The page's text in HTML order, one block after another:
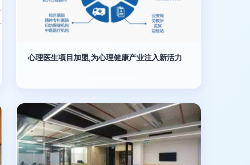
心理医生项目加盟,为心理健康产业注入新活力